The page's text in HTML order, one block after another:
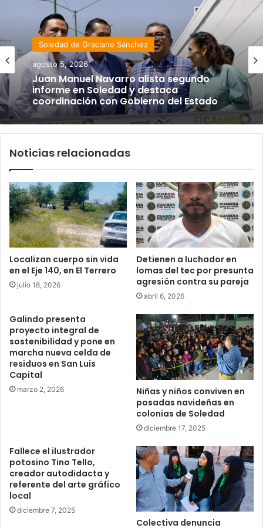
Soledad de Graciano Sánchez
agosto 5, 2026
Juan Manuel Navarro alista segundo
informe en Soledad y destaca
coordinación con Gobierno del Estado
Noticias relacionadas
Localizan cuerpo sin vida
en el Eje 140, en El Terrero
julio 18, 2026
Detienen a luchador en
lomas del tec por presunta
agresión contra su pareja
abril 6, 2026
Galindo presenta
proyecto integral de
sostenibilidad y pone en
marcha nueva celda de
residuos en San Luis
Capital
marzo 2, 2026
Niñas y niños conviven en
posadas navideñas en
colonias de Soledad
diciembre 17, 2025
Fallece el ilustrador
potosino Tino Tello,
creador autodidacta y
referente del arte gráfico
local
diciembre 7, 2025
Colectiva denuncia